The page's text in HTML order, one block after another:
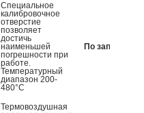
Специальное
калибровочное
отверстие
позволяет
достичь
наименьшей
погрешности при
работе.
Температурный
диапазон 200-
480°C
По запросу
Термовоздушная